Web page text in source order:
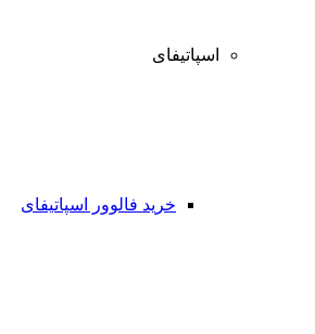
اسپاتیفای
خرید فالوور اسپاتیفای